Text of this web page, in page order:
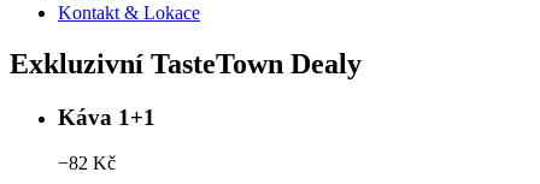
Kontakt & Lokace
Exkluzivní TasteTown Dealy
Káva 1+1
−82 Kč